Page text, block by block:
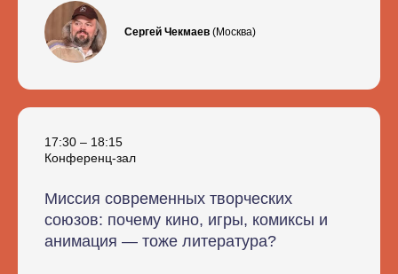
Сергей Чекмаев (Москва)
17:30 – 18:15
Конференц-зал
Миссия современных творческих
союзов: почему кино, игры, комиксы и
анимация — тоже литература?